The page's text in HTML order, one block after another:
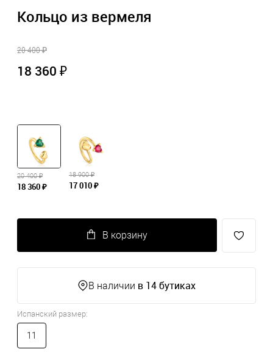
Кольцо из вермеля
20 400 ₽
18 360 ₽
20 400 ₽
18 360 ₽
18 900 ₽
17 010 ₽
В корзину
В наличии в 14 бутиках
Испанский размер:
11